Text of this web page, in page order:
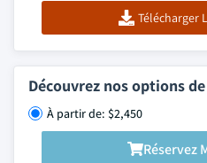
Télécharger
Découvrez nos options
À partir de: $2,450
Réservez